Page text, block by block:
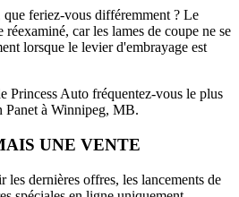
feriez-vous différemment ? Le
car les lames de coupe ne se
lorsque le levier d'embrayage est
Princess Auto fréquentez-vous le plus
Panet à Winnipeg, MB.
UNE VENTE
dernières offres, les lancements de